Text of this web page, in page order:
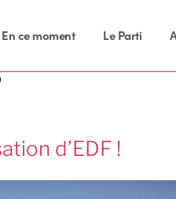
En ce moment Le Parti
d’EDF !